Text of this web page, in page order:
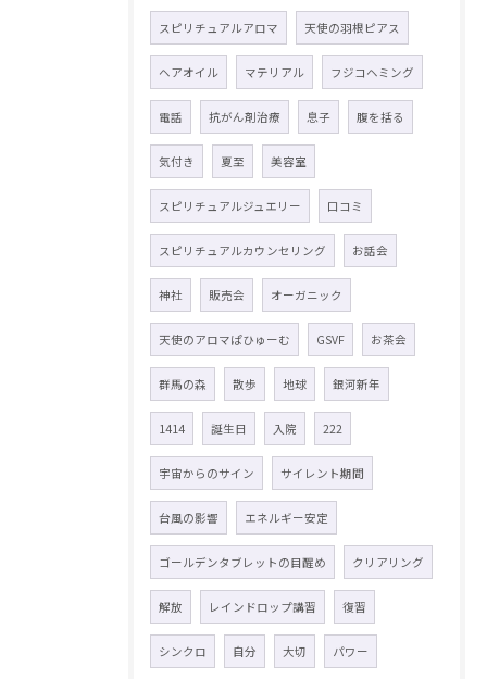
スピリチュアルアロマ 天使の羽根ピアス
ヘアオイル マテリアル フジコヘミング
電話 抗がん剤治療 息子 腹を括る
気付き 夏至 美容室
スピリチュアルジュエリー 口コミ
スピリチュアルカウンセリング お話会
神社 販売会 オーガニック
天使のアロマぱひゅーむ GSVF お茶会
群馬の森 散歩 地球 銀河新年
1414 誕生日 入院 222
宇宙からのサイン サイレント期間
台風の影響 エネルギー安定
ゴールデンタブレットの目醒め クリアリング
解放 レインドロップ講習 復習
シンクロ 自分 大切 パワー